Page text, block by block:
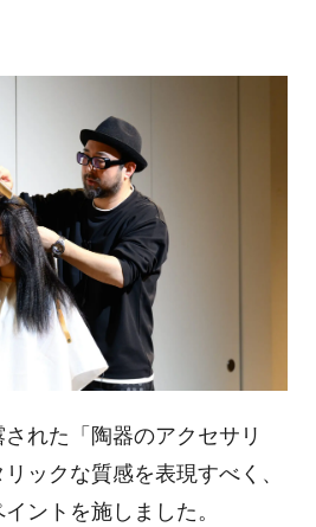
れた「陶器のアクセサリ
ックな質感を表現すべく、
ントを施しました。